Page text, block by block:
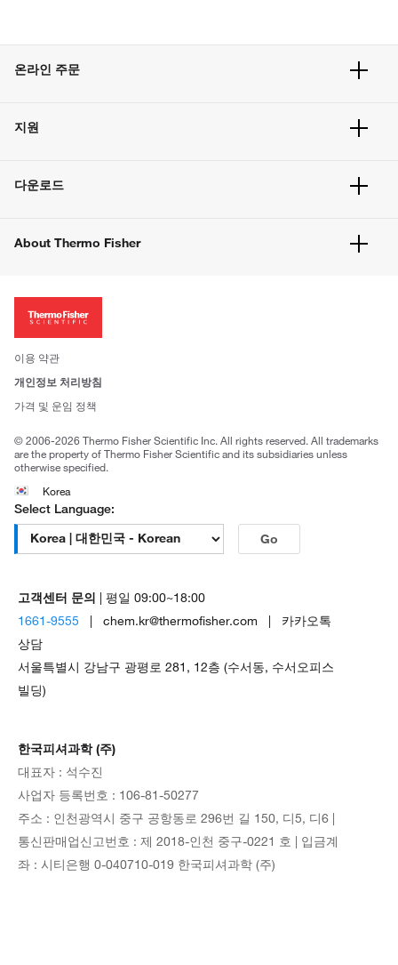
온라인 주문
주문 방법
벌크 주문
지원
고객 센터
웹사이트 개선사항
다운로드
About Thermo Fisher
투자자
사회적 책임
브랜드
이용 약관
개인정보 처리방침
가격 및 운임 정책
© 2006-2026 Thermo Fisher Scientific Inc. All rights reserved. All trademarks
are the property of Thermo Fisher Scientific and its subsidiaries unless
otherwise specified.
Korea
Select Language:
Go
고객센터 문의 | 평일 09:00~18:00
1661-9555 | chem.kr@thermofisher.com | 카카오톡
상담
서울특별시 강남구 광평로 281, 12층 (수서동, 수서오피스
빌딩)
한국피셔과학 (주)
대표자 : 석수진
사업자 등록번호 : 106-81-50277
주소 : 인천광역시 중구 공항동로 296번 길 150, 디5, 디6 |
통신판매업신고번호 : 제 2018-인천 중구-0221 호 | 입금계
좌 : 시티은행 0-040710-019 한국피셔과학 (주)